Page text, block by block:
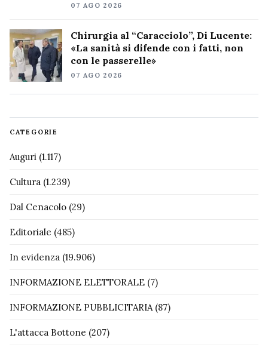
07 AGO 2026
Chirurgia al “Caracciolo”, Di Lucente:
«La sanità si difende con i fatti, non
con le passerelle»
07 AGO 2026
CATEGORIE
Auguri (1.117)
Cultura (1.239)
Dal Cenacolo (29)
Editoriale (485)
In evidenza (19.906)
INFORMAZIONE ELETTORALE (7)
INFORMAZIONE PUBBLICITARIA (87)
L'attacca Bottone (207)